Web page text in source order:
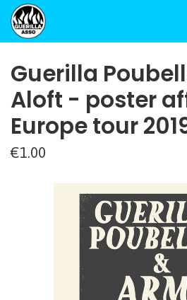
Guerilla
Aloft - poster
Europe tour
€1.00